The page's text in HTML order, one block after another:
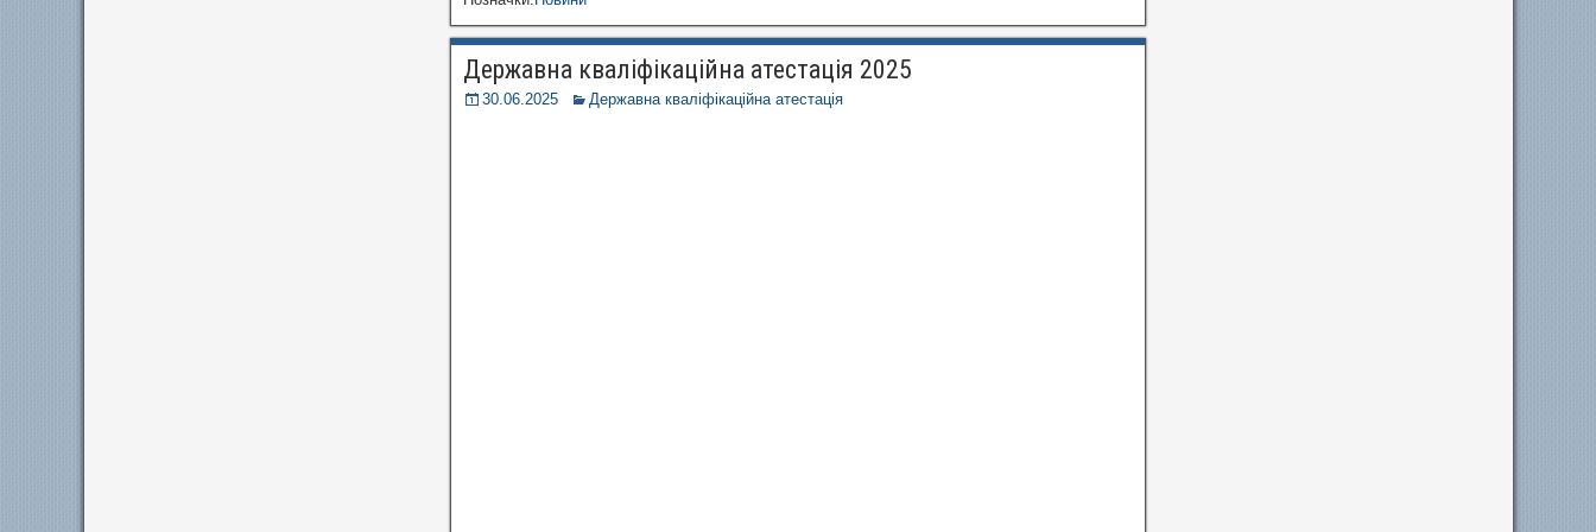
Державна кваліфікаційна атестація 2025
30.06.2025 Державна кваліфікаційна атестація